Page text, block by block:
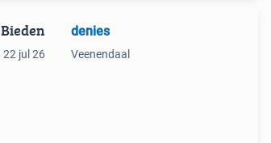
Bieden
22 jul 26
denies
Veenendaal